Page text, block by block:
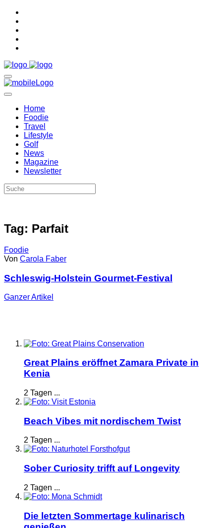
Home
Foodie
Travel
Lifestyle
Golf
News
Magazine
Newsletter
Tag: Parfait
Foodie
Von Carola Faber
Schleswig-Holstein Gourmet-Festival
GanzerArtikel
Great Plains eröffnet Zamara Private in
Kenia
2 Tagen ...
Beach Vibes mit nordischem Twist
2 Tagen ...
Sober Curiosity trifft auf Longevity
2 Tagen ...
Die letzten Sommertage kulinarisch